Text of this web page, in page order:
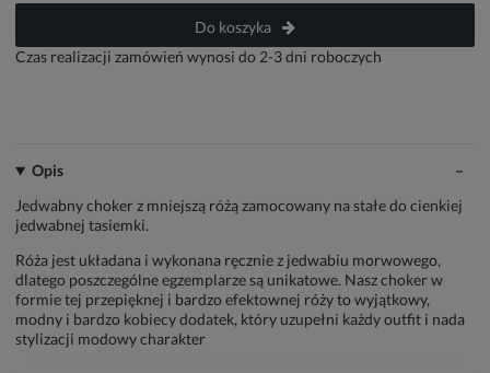
Do koszyka
Czas realizacji zamówień wynosi do 2-3 dni roboczych
Opis
Jedwabny choker z mniejszą różą zamocowany na stałe do cienkiej
jedwabnej tasiemki.
Róża jest układana i wykonana ręcznie z jedwabiu morwowego,
dlatego poszczególne egzemplarze są unikatowe. Nasz choker w
formie tej przepięknej i bardzo efektownej róży to wyjątkowy,
modny i bardzo kobiecy dodatek, który uzupełni każdy outfit i nada
stylizacji modowy charakter